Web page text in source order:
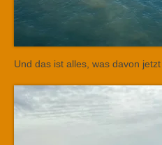
Und das ist alles, was davon